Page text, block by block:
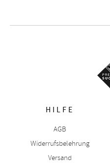
HILFE
AGB
Widerrufsbelehrung
Versand